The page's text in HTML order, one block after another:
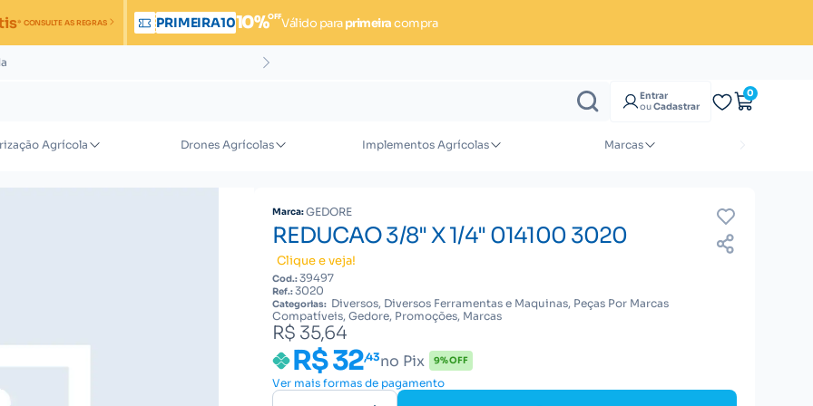
* CONSULTE AS REGRAS PRIMEIRA1010%OFFVálido paraprimeiracompra
Entrar
ouCadastrar
0
Agrícola Drones Agrícolas Implementos Agrícolas Marcas
Marca:GEDORE
REDUCAO 3/8" X 1/4" 014100 3020
Clique e veja!
Cod.:39497
Ref.:3020
Categorias: Diversos, Diversos Ferramentas e Maquinas, Peças Por Marcas
Compatíveis, Gedore, Promoções, Marcas
R$ 35,64
R$ 32,43no Pix 9% OFF
Ver mais formas de pagamento